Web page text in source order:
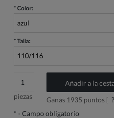
* Color:
* Talla:
piezas
Añadir a la
Ganas 1935 puntos [ ?
* - Campo obligatorio